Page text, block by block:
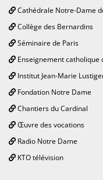
Cathédrale Notre-Dame
Collège des Bernardins
Séminaire de Paris
Enseignement catholique
Institut Jean-Marie
Fondation Notre Dame
Chantiers du Cardinal
Œuvre des vocations
Radio Notre Dame
KTO télévision